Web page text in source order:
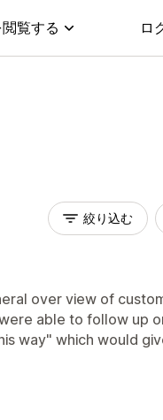
覧する ロ
絞り込む
over view of
able to follow up
way" which would